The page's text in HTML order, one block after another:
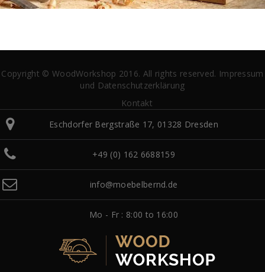
Copyright © WoodWorkshop 2016. All rights reserved. Impressum
und Datenschutzerklärung
Kontakt
Eschdorfer Bergstraße 17, 01328 Dresden
+49 (0) 162 6688159
info@moebelbernd.de
Mo - Fr : 8:00 to 16:00